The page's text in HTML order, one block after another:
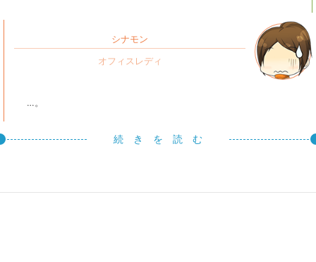
シナモン
…。
続 き を 読 む